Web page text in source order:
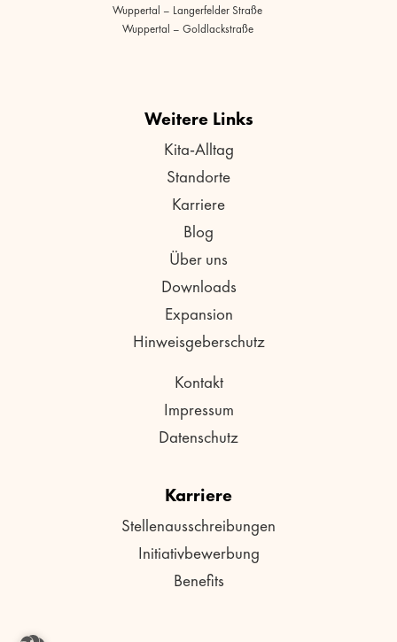
Wuppertal – Langerfelder Straße
Wuppertal – Goldlackstraße
Weitere Links
Kita-Alltag
Standorte
Karriere
Blog
Über uns
Downloads
Expansion
Hinweisgeberschutz
Kontakt
Impressum
Datenschutz
Karriere
Stellenausschreibungen
Initiativbewerbung
Benefits